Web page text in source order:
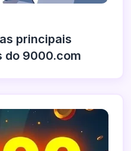
principais
do 9000.com